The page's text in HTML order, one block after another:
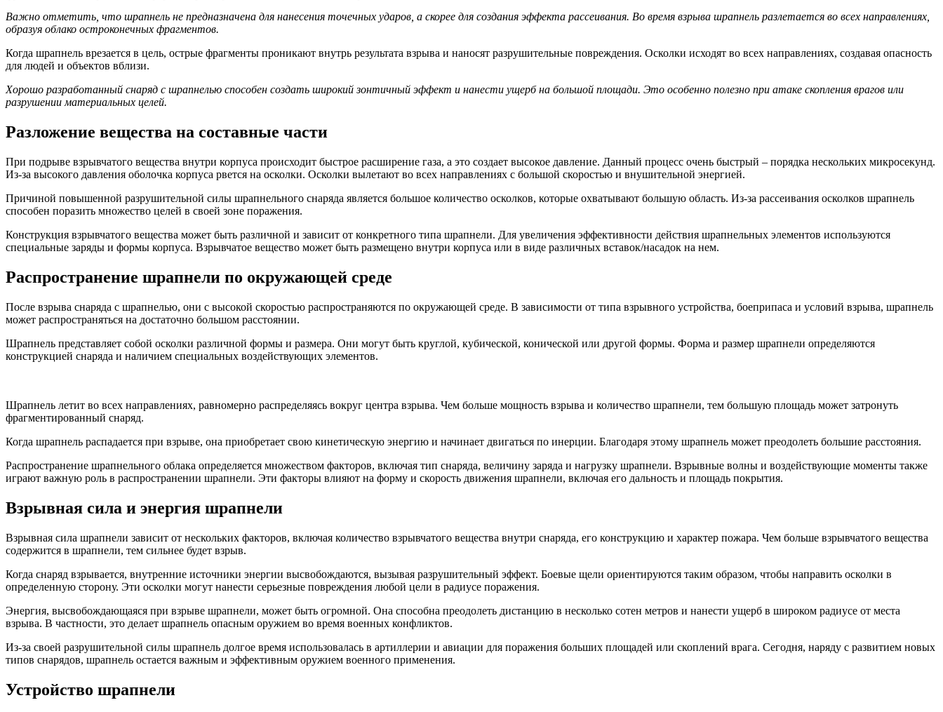
Важно отметить, что шрапнель не предназначена для нанесения точечных ударов, а скорее для создания эффекта рассеивания. Во время взрыва шрапнель разлетается во всех направлениях,
образуя облако остроконечных фрагментов.
Когда шрапнель врезается в цель, острые фрагменты проникают внутрь результата взрыва и наносят разрушительные повреждения. Осколки исходят во всех направлениях, создавая опасность
для людей и объектов вблизи.
Хорошо разработанный снаряд с шрапнелью способен создать широкий зонтичный эффект и нанести ущерб на большой площади. Это особенно полезно при атаке скопления врагов или
разрушении материальных целей.
Разложение вещества на составные части
При подрыве взрывчатого вещества внутри корпуса происходит быстрое расширение газа, а это создает высокое давление. Данный процесс очень быстрый – порядка нескольких микросекунд.
Из-за высокого давления оболочка корпуса рвется на осколки. Осколки вылетают во всех направлениях с большой скоростью и внушительной энергией.
Причиной повышенной разрушительной силы шрапнельного снаряда является большое количество осколков, которые охватывают большую область. Из-за рассеивания осколков шрапнель
способен поразить множество целей в своей зоне поражения.
Конструкция взрывчатого вещества может быть различной и зависит от конкретного типа шрапнели. Для увеличения эффективности действия шрапнельных элементов используются
специальные заряды и формы корпуса. Взрывчатое вещество может быть размещено внутри корпуса или в виде различных вставок/насадок на нем.
Распространение шрапнели по окружающей среде
После взрыва снаряда с шрапнелью, они с высокой скоростью распространяются по окружающей среде. В зависимости от типа взрывного устройства, боеприпаса и условий взрыва, шрапнель
может распространяться на достаточно большом расстоянии.
Шрапнель представляет собой осколки различной формы и размера. Они могут быть круглой, кубической, конической или другой формы. Форма и размер шрапнели определяются
конструкцией снаряда и наличием специальных воздействующих элементов.
Шрапнель летит во всех направлениях, равномерно распределяясь вокруг центра взрыва. Чем больше мощность взрыва и количество шрапнели, тем большую площадь может затронуть
фрагментированный снаряд.
Когда шрапнель распадается при взрыве, она приобретает свою кинетическую энергию и начинает двигаться по инерции. Благодаря этому шрапнель может преодолеть большие расстояния.
Распространение шрапнельного облака определяется множеством факторов, включая тип снаряда, величину заряда и нагрузку шрапнели. Взрывные волны и воздействующие моменты также
играют важную роль в распространении шрапнели. Эти факторы влияют на форму и скорость движения шрапнели, включая его дальность и площадь покрытия.
Взрывная сила и энергия шрапнели
Взрывная сила шрапнели зависит от нескольких факторов, включая количество взрывчатого вещества внутри снаряда, его конструкцию и характер пожара. Чем больше взрывчатого вещества
содержится в шрапнели, тем сильнее будет взрыв.
Когда снаряд взрывается, внутренние источники энергии высвобождаются, вызывая разрушительный эффект. Боевые щели ориентируются таким образом, чтобы направить осколки в
определенную сторону. Эти осколки могут нанести серьезные повреждения любой цели в радиусе поражения.
Энергия, высвобождающаяся при взрыве шрапнели, может быть огромной. Она способна преодолеть дистанцию в несколько сотен метров и нанести ущерб в широком радиусе от места
взрыва. В частности, это делает шрапнель опасным оружием во время военных конфликтов.
Из-за своей разрушительной силы шрапнель долгое время использовалась в артиллерии и авиации для поражения больших площадей или скоплений врага. Сегодня, наряду с развитием новых
типов снарядов, шрапнель остается важным и эффективным оружием военного применения.
Устройство шрапнели